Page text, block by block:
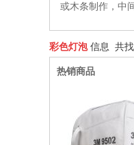
或木条制作，中
彩色灯泡信息 共找
热销商品